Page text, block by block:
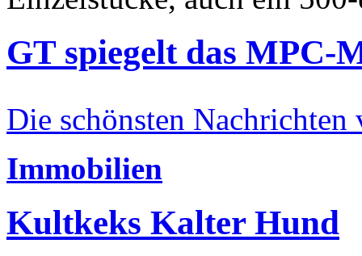
GT spiegelt das MPC-
Die schönsten Nachrichten
Immobilien
Kultkeks Kalter Hund